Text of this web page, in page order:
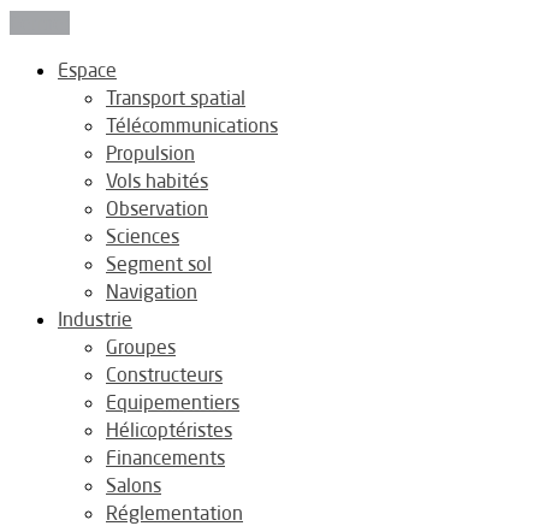
Espace
Transport spatial
Télécommunications
Propulsion
Vols habités
Observation
Sciences
Segment sol
Navigation
Industrie
Groupes
Constructeurs
Equipementiers
Hélicoptéristes
Financements
Salons
Réglementation